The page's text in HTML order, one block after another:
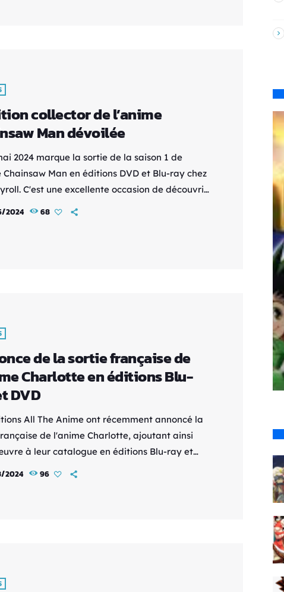
collector de l’anime
Man dévoilée
2024 marque la sortie de la saison 1 de
Chainsaw Man en éditions DVD et Blu-ray chez
C'est une excellente occasion de découvrir
de l'édition collector qui sera disponible un
2024 68
de la sortie française de
Charlotte en éditions Blu-
DVD
All The Anime ont récemment annoncé la
de l'anime Charlotte, ajoutant ainsi
à leur catalogue en éditions Blu-ray et
collector Blu-ray sera disponible au prix
2024 96